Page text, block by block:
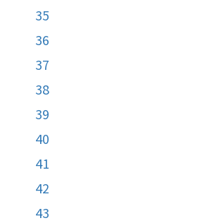
35
36
37
38
39
40
41
42
43